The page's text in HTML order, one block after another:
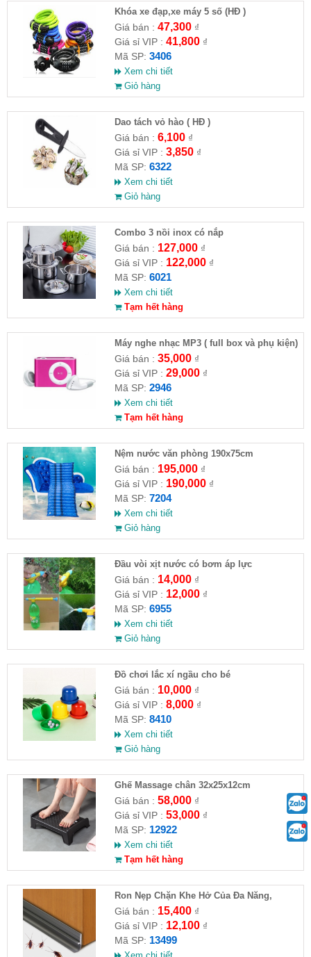
Khóa xe đạp,xe máy 5 số (HĐ )
Giá bán : 47,300₫
Giá sỉ VIP : 41,800₫
Mã SP: 3406
Xem chi tiết
Giỏ hàng
Dao tách vỏ hào ( HĐ )
Giá bán : 6,100₫
Giá sỉ VIP : 3,850₫
Mã SP: 6322
Xem chi tiết
Giỏ hàng
Combo 3 nồi inox có nắp
Giá bán : 127,000₫
Giá sỉ VIP : 122,000₫
Mã SP: 6021
Xem chi tiết
Tạm hết hàng
Máy nghe nhạc MP3 ( full box và phụ kiện)
Giá bán : 35,000₫
Giá sỉ VIP : 29,000₫
Mã SP: 2946
Xem chi tiết
Tạm hết hàng
Nệm nước văn phòng 190x75cm
Giá bán : 195,000₫
Giá sỉ VIP : 190,000₫
Mã SP: 7204
Xem chi tiết
Giỏ hàng
Đầu vòi xịt nước có bơm áp lực
Giá bán : 14,000₫
Giá sỉ VIP : 12,000₫
Mã SP: 6955
Xem chi tiết
Giỏ hàng
Đồ chơi lắc xí ngầu cho bé
Giá bán : 10,000₫
Giá sỉ VIP : 8,000₫
Mã SP: 8410
Xem chi tiết
Giỏ hàng
Ghế Massage chân 32x25x12cm
Giá bán : 58,000₫
Giá sỉ VIP : 53,000₫
Mã SP: 12922
Xem chi tiết
Tạm hết hàng
Ron Nẹp Chặn Khe Hở Của Đa Năng,
Chống Côn Trùng( HĐ )
Giá bán : 15,400₫
Giá sỉ VIP : 12,100₫
Mã SP: 13499